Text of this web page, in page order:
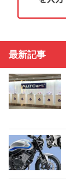
最新記事